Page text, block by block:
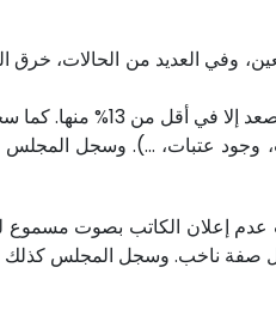
على رمز معين، وفي العديد من الحالات،
كما لاحظ المجلس أنه في 14,1% من الحالات لم تكن مكاتب التصويت في
المعزل بجوار نافذة، ما يمكن أن يمس بسرية الاقتراع، وفي 17% من